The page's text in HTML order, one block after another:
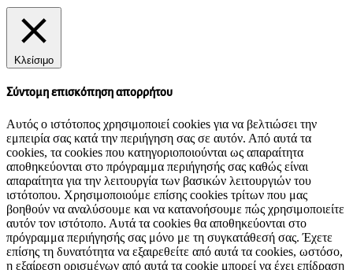
Κλείσιμο
Σύντομη επισκόπηση απορρήτου
Αυτός ο ιστότοπος χρησιμοποιεί cookies για να βελτιώσει την
εμπειρία σας κατά την περιήγηση σας σε αυτόν. Από αυτά τα
cookies, τα cookies που κατηγοριοποιούνται ως απαραίτητα
αποθηκεύονται στο πρόγραμμα περιήγησής σας καθώς είναι
απαραίτητα για την λειτουργία των βασικών λειτουργιών του
ιστότοπου. Χρησιμοποιούμε επίσης cookies τρίτων που μας
βοηθούν να αναλύσουμε και να κατανοήσουμε πώς χρησιμοποιείτε
αυτόν τον ιστότοπο. Αυτά τα cookies θα αποθηκεύονται στο
πρόγραμμα περιήγησής σας μόνο με τη συγκατάθεσή σας. Έχετε
επίσης τη δυνατότητα να εξαιρεθείτε από αυτά τα cookies, ωστόσο,
η εξαίρεση ορισμένων από αυτά τα cookie μπορεί να έχει επίδραση